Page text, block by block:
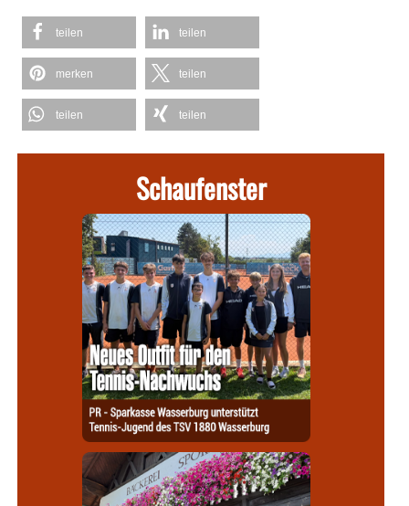
teilen teilen
merken teilen
teilen teilen
Schaufenster